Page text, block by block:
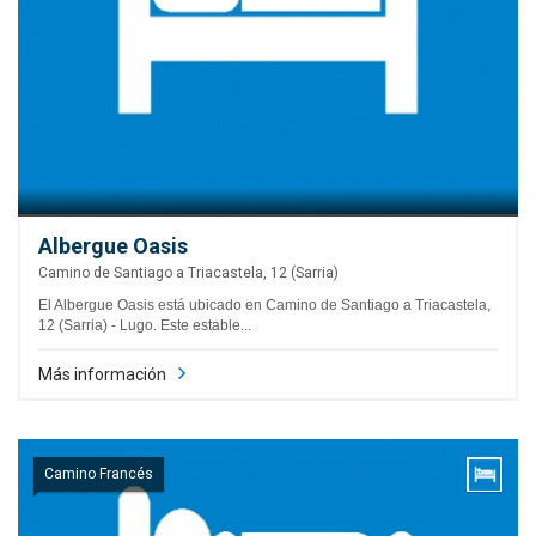
Albergue Oasis
Camino de Santiago a Triacastela, 12 (Sarria)
El Albergue Oasis está ubicado en Camino de Santiago a Triacastela,
12 (Sarria) - Lugo. Este estable...
Más información
Camino Francés